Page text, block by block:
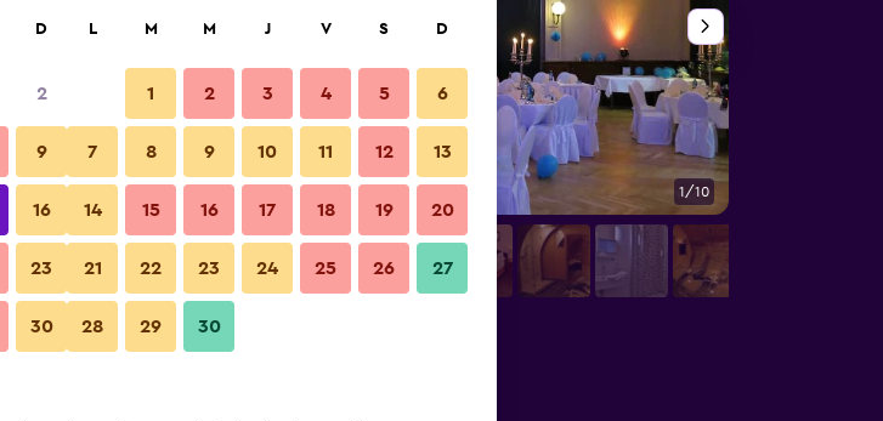
Otros 1/10
Fotos
D
2
9
16
23
30
L M M J V S D
1 2 3 4 5 6
7 8 9 10 11 12 13
14 15 16 17 18 19 20
21 22 23 24 25 26 27
28 29 30